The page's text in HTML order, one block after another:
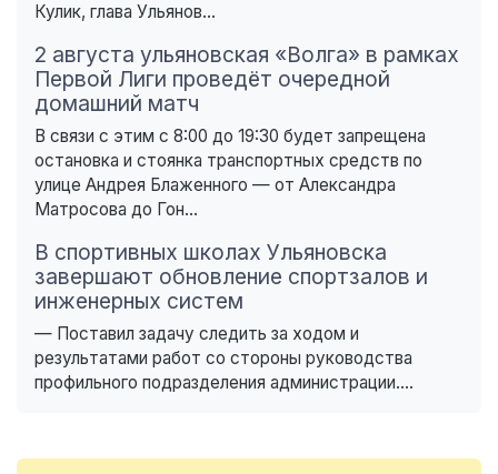
Кулик, глава Ульянов...
2 августа ульяновская «Волга» в рамках
Первой Лиги проведёт очередной
домашний матч
В связи с этим с 8:00 до 19:30 будет запрещена
остановка и стоянка транспортных средств по
улице Андрея Блаженного — от Александра
Матросова до Гон...
В спортивных школах Ульяновска
завершают обновление спортзалов и
инженерных систем
— Поставил задачу следить за ходом и
результатами работ со стороны руководства
профильного подразделения администрации....